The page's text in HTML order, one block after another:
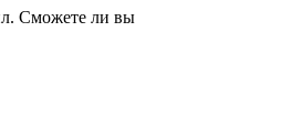
Сможете ли вы